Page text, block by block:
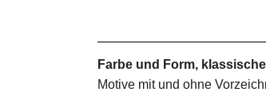
Farbe und Form,
Motive mit und ohne